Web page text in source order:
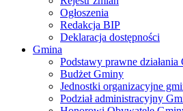
Ogłoszenia
Redakcja BIP
Deklaracja dostępności
Gmina
Podstawy prawne działania
Budżet Gminy
Jednostki organizacyjne
Podział administracyjny